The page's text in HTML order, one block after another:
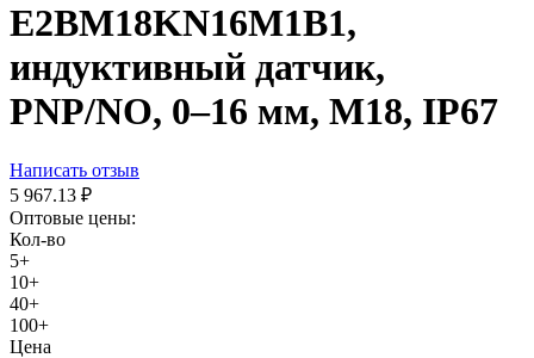
E2BM18KN16M1B1,
индуктивный датчик,
PNP/NO, 0–16 мм, М18, IP67
Написать отзыв
5 967.13 ₽
Оптовые цены:
Кол-во
5+
10+
40+
100+
Цена